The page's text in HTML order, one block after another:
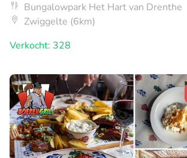
Bungalowpark Het Hart van Drenthe
Zwiggelte (6km)
Verkocht: 328